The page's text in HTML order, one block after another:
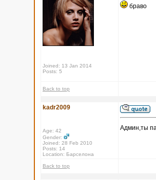
Joined: 13 Jan 2014
Posts: 5
браво
Back to top
kadr2009
Age: 42
Gender:
Joined: 28 Feb 2010
Posts: 14
Location: Барселона
Админ,ты
Back to top